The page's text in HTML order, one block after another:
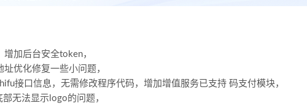
加后台安全token，
优化修复一些小问题，
接口信息，无需修改程序代码，增加增值服务已支持 码支付模块，
无法显示logo的问题，